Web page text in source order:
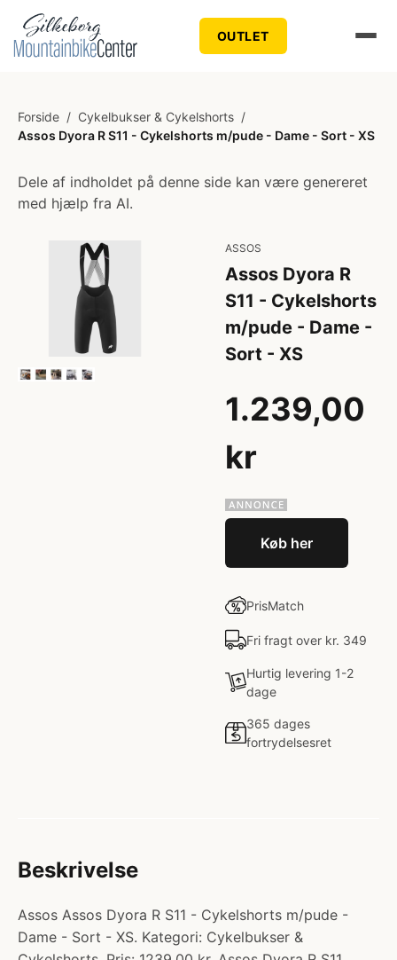
OUTLET
Forside / Cykelbukser & Cykelshorts /
Assos Dyora R S11 - Cykelshorts m/pude - Dame - Sort - XS
Dele af indholdet på denne side kan være genereret
med hjælp fra AI.
ASSOS
Assos Dyora R
S11 - Cykelshorts
m/pude - Dame -
Sort - XS
1.239,00
kr
Køb her
PrisMatch
Fri fragt over kr. 349
Hurtig levering 1-2
dage
365 dages
fortrydelsesret
Beskrivelse
Assos Assos Dyora R S11 - Cykelshorts m/pude -
Dame - Sort - XS. Kategori: Cykelbukser &